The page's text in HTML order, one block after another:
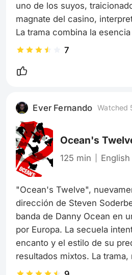
uno de los suyos,
magnate del casino,
La trama combina la
motivación personal,
primer filme, la dirección de
satisfactoria que, a pesar de
divertida y pulida.
7
Ever Fernando Watched
Ocean's
125 min English
"Ocean's Twelve",
dirección de Steven
banda de Danny Ocean en
por Europa. La secuela
encanto y el estilo de su
resultados mixtos. La
con un enfoque en el juego